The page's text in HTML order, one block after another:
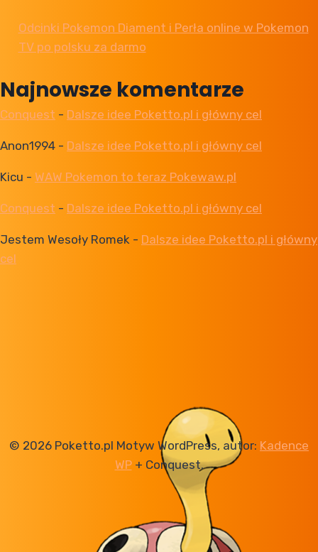
Odcinki Pokemon Diament i Perła online w Pokemon
TV po polsku za darmo
Najnowsze komentarze
Conquest - Dalsze idee Poketto.pl i główny cel
Anon1994 - Dalsze idee Poketto.pl i główny cel
Kicu - WAW Pokemon to teraz Pokewaw.pl
Conquest - Dalsze idee Poketto.pl i główny cel
Jestem Wesoły Romek - Dalsze idee Poketto.pl i główny
cel
© 2026 Poketto.pl Motyw WordPress, autor: Kadence
WP+ Conquest.